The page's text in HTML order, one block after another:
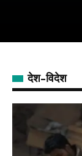
देश-विदेश